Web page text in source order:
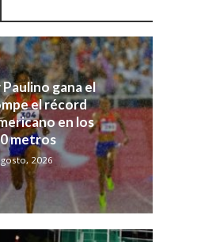
gana el
el récord
en los
metros
2026